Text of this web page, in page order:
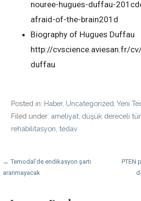
nouree-hugues-duffau-
afraid-of-the-brain201d
Biography of Hugues Duffau
http://cvscience.aviesan.fr/
duffau
Posted in: Haber, Uncategorized ,Yeni
Filed under: ameliyat düşük dereceli
rehabilitasyon ,tedav
Post
navigation
← Temodal’de endikasyon şartı
aranmayacak
PTEN